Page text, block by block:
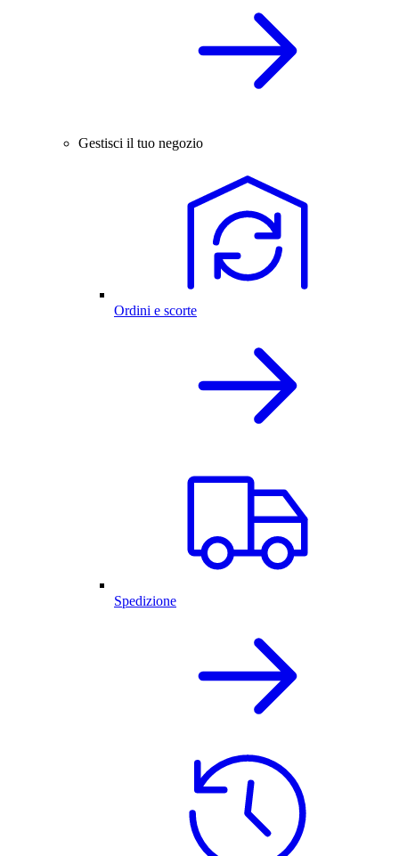
Gestisci il tuo negozio
Ordini e scorte
Spedizione